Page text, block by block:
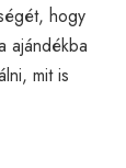
hogy
ajándékba
mit is